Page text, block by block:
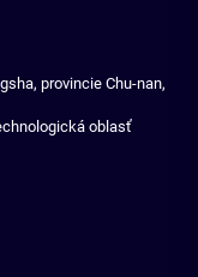
provincie Chu-nan,
oblasť